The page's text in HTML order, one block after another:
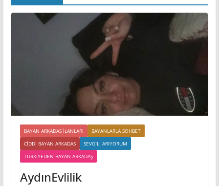
BAYAN ARKADAS ILANLARI
BAYANLARLA SOHBET
CIDDI BAYAN ARKADAS
SEVGILI ARIYORUM
TÜRKIYEDEN BAYAN ARKADAŞ
AydınEvlilik